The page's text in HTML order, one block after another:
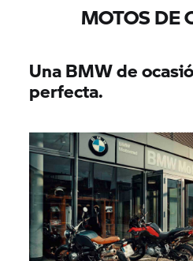
MOTOS DE
Una BMW de
perfecta.